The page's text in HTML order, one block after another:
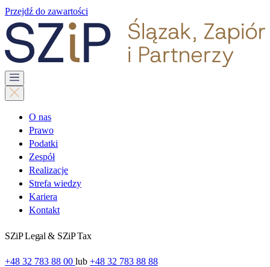
Przejdź do zawartości
O nas
Prawo
Podatki
Zespół
Realizacje
Strefa wiedzy
Kariera
Kontakt
SZiP Legal & SZiP Tax
+48 32 783 88 00 lub +48 32 783 88 88